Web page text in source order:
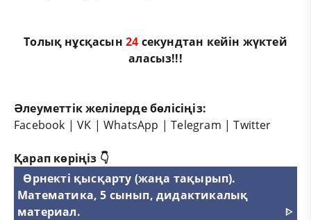
Толық нұсқасын24 секундтан кейін жүктей
аласыз!!!
Әлеуметтік желілерде бөлісіңіз:
Facebook |VK |WhatsApp |Telegram |Twitter
Қарап көріңіз 👇
Өрнекті қысқарту (жаңа тақырып).
Математика, 5 сынып, дидактикалық
материал.
ᐈ